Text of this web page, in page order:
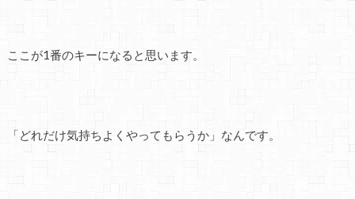
ここが1番のキーになると思います。
「どれだけ気持ちよくやってもらうか」なんです。